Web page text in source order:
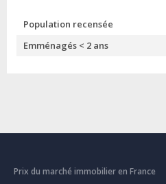
Population recensée
Emménagés < 2 ans
Prix du marché immobilier en France